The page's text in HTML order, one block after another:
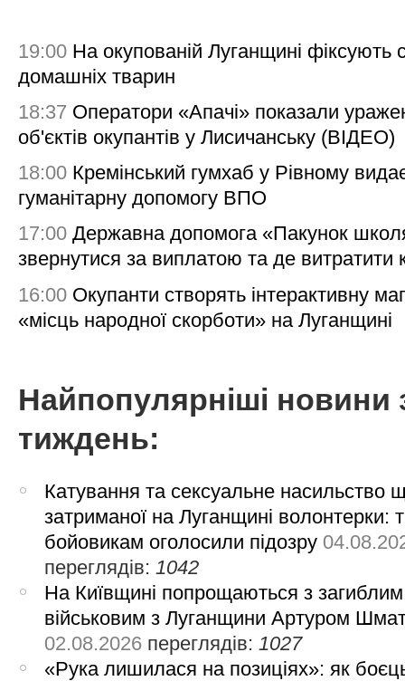
19:00 На окупованій Луганщині фіксують
домашніх тварин
18:37 Оператори «Апачі» показали
об'єктів окупантів у Лисичанську (ВІДЕО)
18:00 Кремінський гумхаб у Рівному
гуманітарну допомогу ВПО
17:00 Державна допомога «Пакунок
звернутися за виплатою та де витратити
16:00 Окупанти створять інтерактивну
«місць народної скорботи» на Луганщині
Найпопулярніші новини
тиждень:
Катування та сексуальне насильство
затриманої на Луганщині волонтерки:
бойовикам оголосили підозру
переглядів: 1042
На Київщині попрощаються з загиблим
військовим з Луганщини Артуром
02.08.2026 переглядів: 1027
«Рука лишилася на позиціях»: як